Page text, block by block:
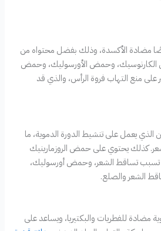
مضادة الأكسدة، وذلك بفضل محتواه من
وحمض الأورسوليك، وحمض
على منع التهاب فروة الرأس، والذي قد
الذي يعمل على تنشيط الدورة الدموية، ما
كذلك يحتوي على حمض الروزمارينيك
تسبب تساقط الشعر، وحمض أورسوليك،
الشعر والصلع.
مضادة للفطريات والبكتيريا، ويساعد على